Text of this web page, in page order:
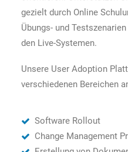
gezielt durch Online
Übungs- und
den Live-Systemen.
Unsere User Adoption
verschiedenen Bereichen
Software Rollout
Change Management